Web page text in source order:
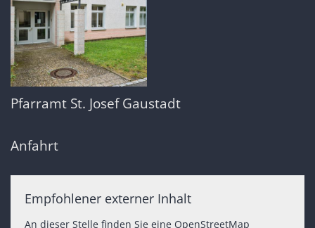
Pfarramt St. Josef Gaustadt
Anfahrt
Empfohlener externer Inhalt
An dieser Stelle finden Sie eine OpenStreetMap